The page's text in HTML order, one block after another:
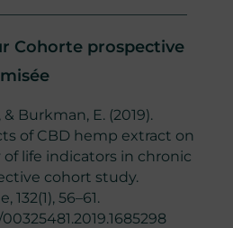
Cohorte prospective
& Burkman, E. (2019).
of CBD hemp extract on
life indicators in chronic
cohort study.
56–61.